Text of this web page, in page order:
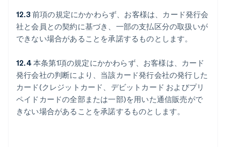
12.3 前項の規定にかかわらず、お客様は、カード発行会
社と会員との契約に基づき、一部の支払区分の取扱いが
できない場合があることを承諾するものとします。
12.4 本条第1項の規定にかかわらず、お客様は、カード
発行会社の判断により、当該カード発行会社の発行した
カード(クレジットカード、デビットカード およびプリ
ペイドカードの全部または一部)を用いた通信販売がで
きない場合があることを承諾するものとします。